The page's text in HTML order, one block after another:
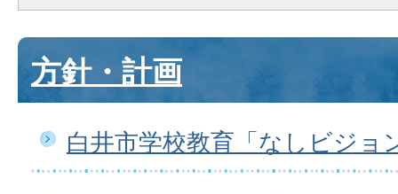
方針・計画
白井市学校教育「なしビジョ